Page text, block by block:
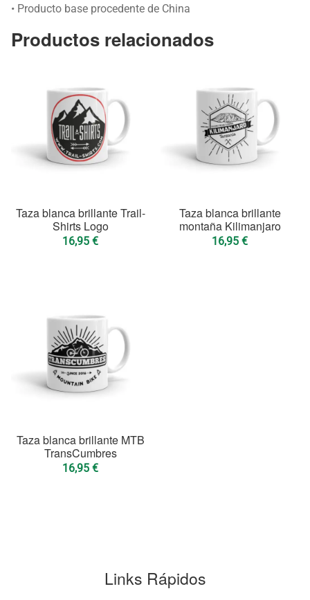
• Producto base procedente de China
Productos relacionados
Taza blanca brillante Trail-
Shirts Logo
16,95 €
Taza blanca brillante
montaña Kilimanjaro
16,95 €
Taza blanca brillante MTB
TransCumbres
16,95 €
Links Rápidos